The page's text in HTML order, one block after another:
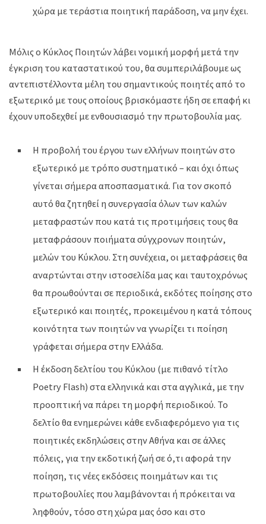
χώρα με τεράστια ποιητική παράδοση, να μην έχει.
Μόλις ο Κύκλος Ποιητών λάβει νομική μορφή μετά την
έγκριση του καταστατικού του, θα συμπεριλάβουμε ως
αντεπιστέλλοντα μέλη του σημαντικούς ποιητές από το
εξωτερικό με τους οποίους βρισκόμαστε ήδη σε επαφή κι
έχουν υποδεχθεί με ενθουσιασμό την πρωτοβουλία μας.
Η προβολή του έργου των ελλήνων ποιητών στο
εξωτερικό με τρόπο συστηματικό – και όχι όπως
γίνεται σήμερα αποσπασματικά. Για τον σκοπό
αυτό θα ζητηθεί η συνεργασία όλων των καλών
μεταφραστών που κατά τις προτιμήσεις τους θα
μεταφράσουν ποιήματα σύγχρονων ποιητών,
μελών του Κύκλου. Στη συνέχεια, οι μεταφράσεις θα
αναρτώνται στην ιστοσελίδα μας και ταυτοχρόνως
θα προωθούνται σε περιοδικά, εκδότες ποίησης στο
εξωτερικό και ποιητές, προκειμένου η κατά τόπους
κοινότητα των ποιητών να γνωρίζει τι ποίηση
γράφεται σήμερα στην Ελλάδα.
Η έκδοση δελτίου του Κύκλου (με πιθανό τίτλο
Poetry Flash) στα ελληνικά και στα αγγλικά, με την
προοπτική να πάρει τη μορφή περιοδικού. Το
δελτίο θα ενημερώνει κάθε ενδιαφερόμενο για τις
ποιητικές εκδηλώσεις στην Αθήνα και σε άλλες
πόλεις, για την εκδοτική ζωή σε ό,τι αφορά την
ποίηση, τις νέες εκδόσεις ποιημάτων και τις
πρωτοβουλίες που λαμβάνονται ή πρόκειται να
ληφθούν, τόσο στη χώρα μας όσο και στο